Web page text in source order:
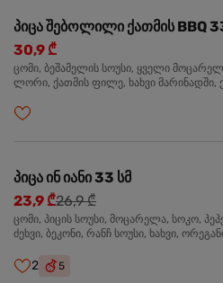
პიცა შებოლილი ქათმის BBQ
30,9 ₾
ცომი, ბეშამელის სოუსი, ყველი
ლორი, ქათმის ფილე, ხახვი მარინადში,
პიცა ინ იანი 33 სმ
23,9 ₾26,9 ₾
ცომი, პიცის სოუსი, მოცარელა, სოკო,
ძეხვი, ბეკონი, რანჩ სოუსი, ხახვი,
2 5